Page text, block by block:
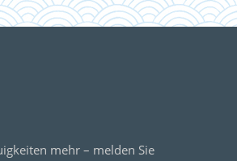
mehr – melden Sie